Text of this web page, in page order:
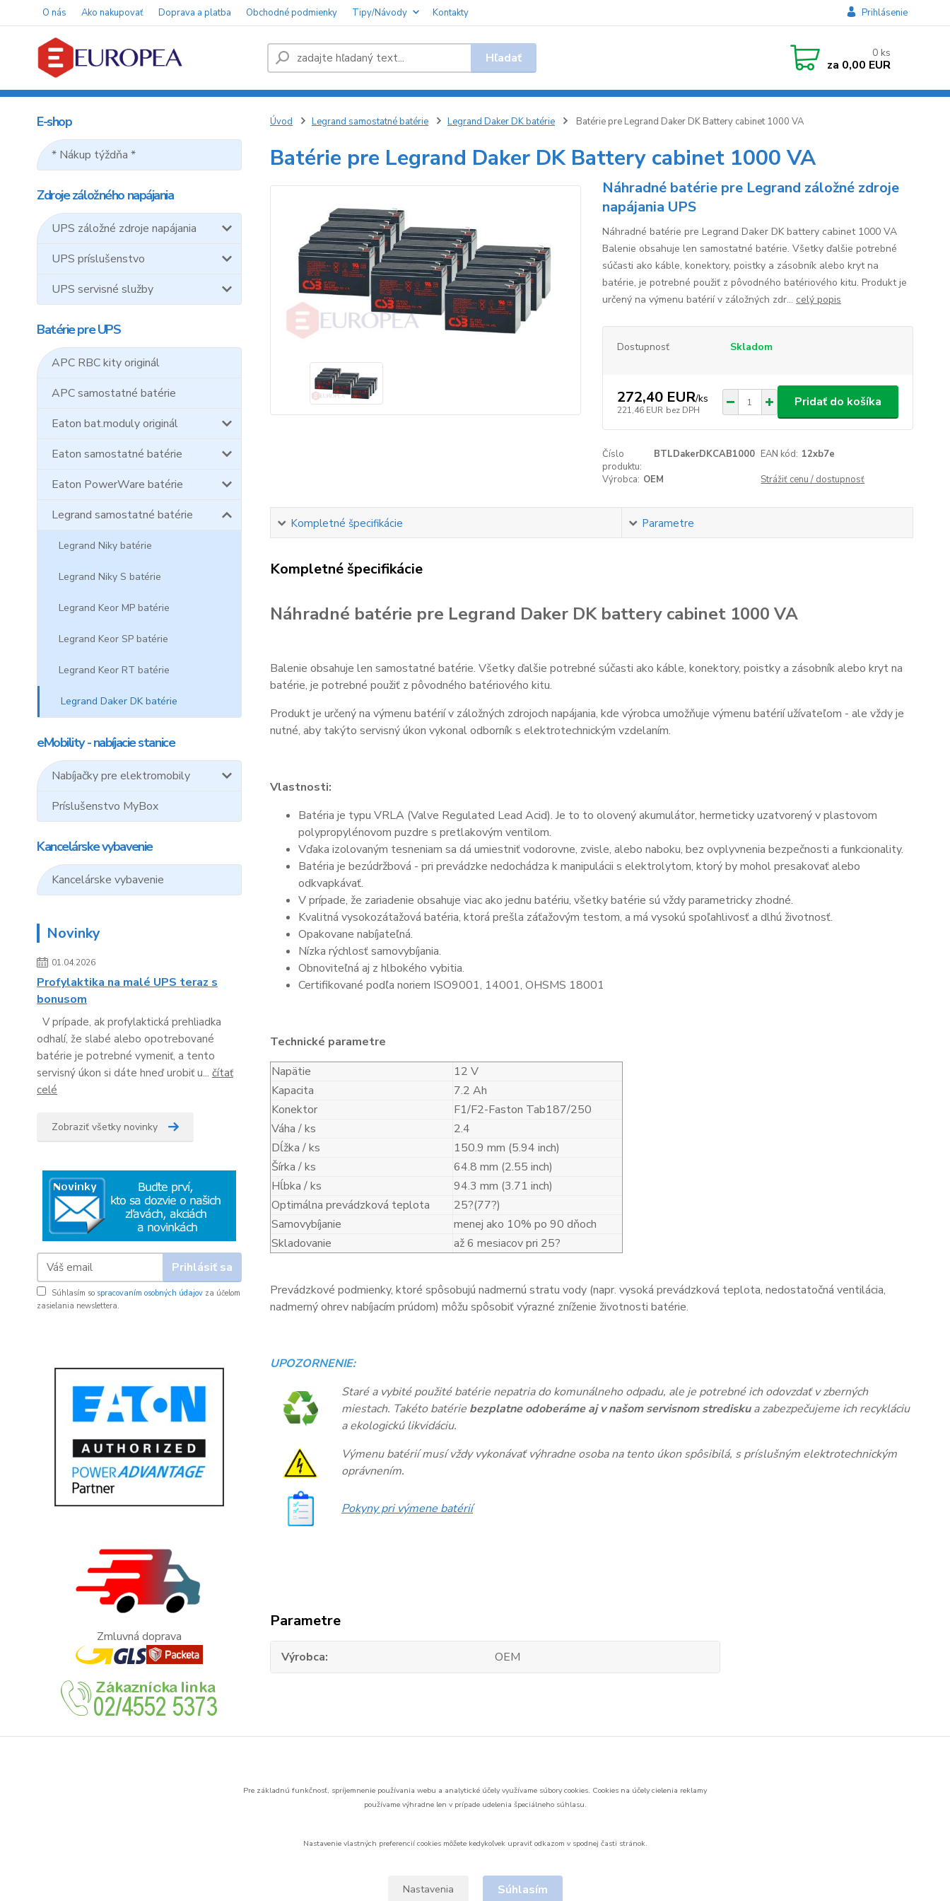
O nás Ako nakupovať Doprava a platba Obchodné podmienky Tipy/Návody Kontakty Prihlásenie
Hľadať 0 ks
za 0,00 EUR
E-shop
* Nákup týždňa *
Zdroje záložného napájania
UPS záložné zdroje napájania
UPS príslušenstvo
UPS servisné služby
Batérie pre UPS
APC RBC kity originál
APC samostatné batérie
Eaton bat.moduly originál
Eaton samostatné batérie
Eaton PowerWare batérie
Legrand samostatné batérie
Legrand Niky batérie
Legrand Niky S batérie
Legrand Keor MP batérie
Legrand Keor SP batérie
Legrand Keor RT batérie
Legrand Daker DK batérie
eMobility - nabíjacie stanice
Nabíjačky pre elektromobily
Príslušenstvo MyBox
Kancelárske vybavenie
Kancelárske vybavenie
Novinky
01.04.2026
Profylaktika na malé UPS teraz s
bonusom
V prípade, ak profylaktická prehliadka
odhalí, že slabé alebo opotrebované
batérie je potrebné vymeniť, a tento
servisný úkon si dáte hneď urobiť u... čítať
celé
Zobraziť všetky novinky
Prihlásiť sa
Súhlasím so spracovaním osobných údajov za účelom
zasielania newslettera.
Zmluvná doprava
Úvod Legrand samostatné batérie Legrand Daker DK batérie Batérie pre Legrand Daker DK Battery cabinet 1000 VA
Batérie pre Legrand Daker DK Battery cabinet 1000 VA
Náhradné batérie pre Legrand záložné zdroje
napájania UPS
Náhradné batérie pre Legrand Daker DK battery cabinet 1000 VA
Balenie obsahuje len samostatné batérie. Všetky ďalšie potrebné
súčasti ako káble, konektory, poistky a zásobník alebo kryt na
batérie, je potrebné použiť z pôvodného batériového kitu. Produkt je
určený na výmenu batérií v záložných zdr... celý popis
Dostupnosť Skladom
272,40 EUR/ks
221,46 EUR bez DPH
Pridať do košíka
Číslo
produktu:
BTLDakerDKCAB1000 EAN kód: 12xb7e
Výrobca: OEM Strážiť cenu / dostupnosť
Kompletné špecifikácie Parametre
Kompletné špecifikácie
Náhradné batérie pre Legrand Daker DK battery cabinet 1000 VA
Balenie obsahuje len samostatné batérie. Všetky ďalšie potrebné súčasti ako káble, konektory, poistky a zásobník alebo kryt na
batérie, je potrebné použiť z pôvodného batériového kitu.
Produkt je určený na výmenu batérií v záložných zdrojoch napájania, kde výrobca umožňuje výmenu batérií užívateľom - ale vždy je
nutné, aby takýto servisný úkon vykonal odborník s elektrotechnickým vzdelaním.
Vlastnosti:
Batéria je typu VRLA (Valve Regulated Lead Acid). Je to to olovený akumulátor, hermeticky uzatvorený v plastovom
polypropylénovom puzdre s pretlakovým ventilom.
Vďaka izolovaným tesneniam sa dá umiestniť vodorovne, zvisle, alebo naboku, bez ovplyvnenia bezpečnosti a funkcionality.
Batéria je bezúdržbová - pri prevádzke nedochádza k manipulácii s elektrolytom, ktorý by mohol presakovať alebo
odkvapkávať.
V prípade, že zariadenie obsahuje viac ako jednu batériu, všetky batérie sú vždy parametricky zhodné.
Kvalitná vysokozátažová batéria, ktorá prešla záťažovým testom, a má vysokú spoľahlivosť a dlhú životnosť.
Opakovane nabíjateľná.
Nízka rýchlosť samovybíjania.
Obnoviteľná aj z hlbokého vybitia.
Certifikované podľa noriem ISO9001, 14001, OHSMS 18001
Technické parametre
Napätie
12 V
Kapacita
7.2 Ah
Konektor
F1/F2-Faston Tab187/250
Váha / ks
2.4
Dĺžka / ks
150.9 mm (5.94 inch)
Šírka / ks
64.8 mm (2.55 inch)
Hĺbka / ks
94.3 mm (3.71 inch)
Optimálna prevádzková teplota
25?(77?)
Samovybíjanie
menej ako 10% po 90 dňoch
Skladovanie
až 6 mesiacov pri 25?
Prevádzkové podmienky, ktoré spôsobujú nadmernú stratu vody (napr. vysoká prevádzková teplota, nedostatočná ventilácia,
nadmerný ohrev nabíjacím prúdom) môžu spôsobiť výrazné zníženie životnosti batérie.
UPOZORNENIE:
Staré a vybité použité batérie nepatria do komunálneho odpadu, ale je potrebné ich odovzdať v zberných
miestach. Takéto batérie bezplatne odoberáme aj v našom servisnom strediskua zabezpečujeme ich recykláciu
a ekologickú likvidáciu.
Výmenu batérií musí vždy vykonávať výhradne osoba na tento úkon spôsibilá, s príslušným elektrotechnickým
oprávnením.
Pokyny pri výmene batérií
Parametre
Výrobca OEM
Pre základnú funkčnosť, spríjemnenie používania webu a analytické účely využívame súbory cookies. Cookies na účely cielenia reklamy
používame výhradne len v prípade udelenia špeciálneho súhlasu.
Nastavenie vlastných preferencií cookies môžete kedykoľvek upraviť odkazom v spodnej časti stránok.
Nastavenia Súhlasím